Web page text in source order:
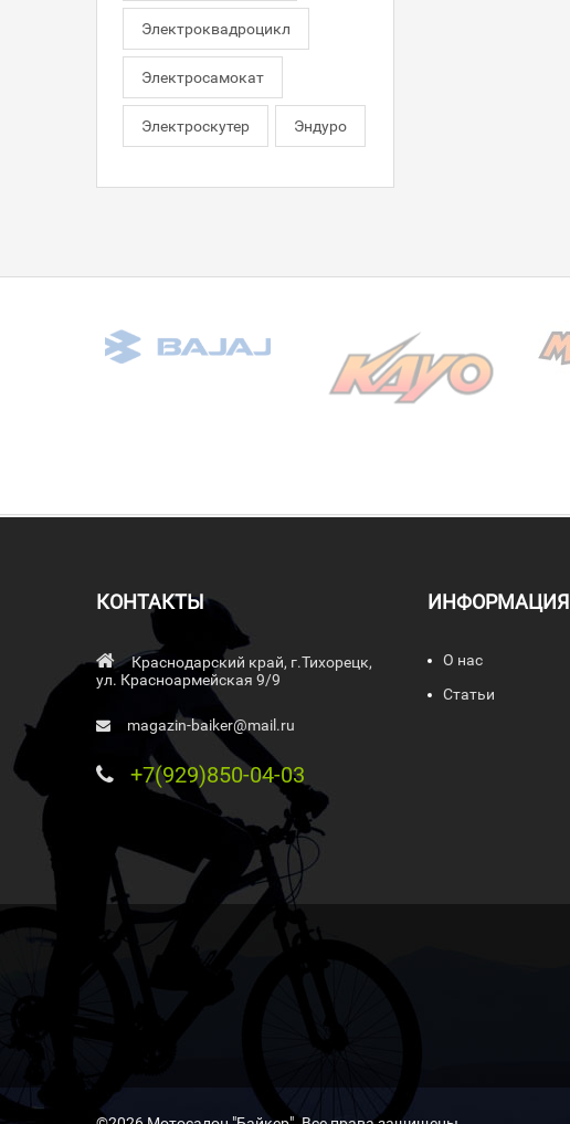
Электроквадроцикл
Электросамокат
Электроскутер Эндуро
КОНТАКТЫ
Краснодарский край, г.Тихорецк,
ул. Красноармейская 9/9
magazin-baiker@mail.ru
+7(929)850-04-03
ИНФОРМАЦИЯ
О нас
Статьи